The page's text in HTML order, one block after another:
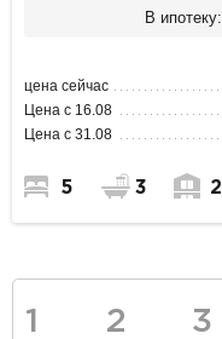
В ипотеку:
цена сейчас
Цена с 16.08
Цена с 31.08
5 3 2
1 2 3